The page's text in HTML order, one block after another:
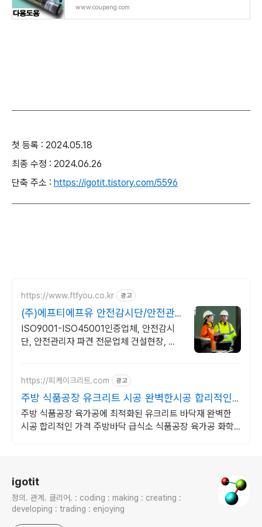
www.coupang.com
첫 등록 : 2024.05.18
최종 수정 : 2024.06.26
단축 주소 : https://igotit.tistory.com/5596
https://www.ftfyou.co.kr 광고
(주)에프티에프유 안전감시단/안전관
리대행업체
ISO9001-ISO45001인증업체, 안전감시
단, 안전관리자 파견 전문업체 건설현장, 산
https://피케이크리트.com 광고
주방 식품공장 유크리트 시공 완벽한시공 합리적인
가격
주방 식품공장 육가공에 최적화된 유크리트 바닥재 완벽한
시공 합리적인 가격 주방바닥 급식소 식품공장 육가공 화학
igotit
정의. 관계. 클리어. : coding : making : creating :
developing : trading : enjoying